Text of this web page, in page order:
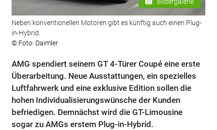
Neben konventionellen Motoren gibt es künftig auch einen Plug-
in-Hybrid.
© Foto: Daimler
AMG spendiert seinem GT 4-Türer Coupé eine erste
Überarbeitung. Neue Ausstattungen, ein spezielles
Luftfahrwerk und eine exklusive Edition sollen die
hohen Individualisierungswünsche der Kunden
befriedigen. Demnächst wird die GT-Limousine
sogar zu AMGs erstem Plug-in-Hybrid.